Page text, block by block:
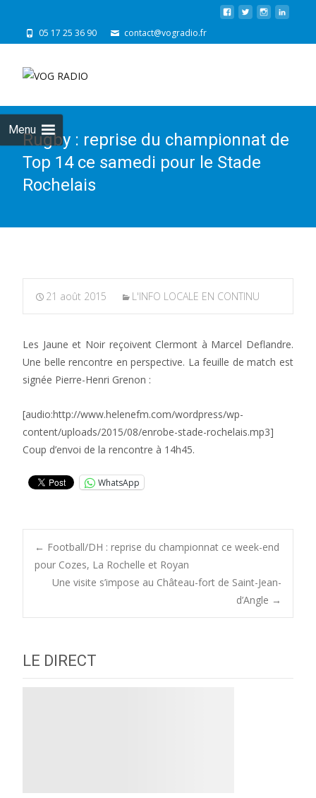
05 17 25 36 90 contact@vogradio.fr
Menu
Rugby : reprise du championnat de
Top 14 ce samedi pour le Stade
Rochelais
21 août 2015 L'INFO LOCALE EN CONTINU
Les Jaune et Noir reçoivent Clermont à Marcel Deflandre.
Une belle rencontre en perspective. La feuille de match est
signée Pierre-Henri Grenon :
[audio:http://www.helenefm.com/wordpress/wp-
content/uploads/2015/08/enrobe-stade-rochelais.mp3]
Coup d’envoi de la rencontre à 14h45.
WhatsApp
Post
navigation
← Football/DH : reprise du championnat ce week-end
pour Cozes, La Rochelle et Royan
Une visite s’impose au Château-fort de Saint-Jean-
d’Angle →
LE DIRECT